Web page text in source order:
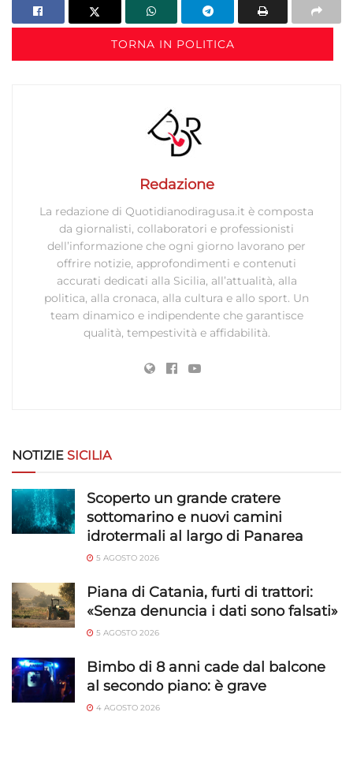
personalizzati, Sviluppare e migliorare i servizi, Utilizzare dati
fonti di dati, Collegare diversi dispositivi,
Identificare i dispositivi in base alle informazioni
Utilizzare dati di geolocalizzazione precisi,
Riconoscere i dispositivi in base a informazioni
richieste attivamente.
Garantire la sicurezza, prevenire e
rilevare frodi, correggere errori, Erogare
e presentare pubblicità e contenuto,
Salvare e comunicare le scelte sulla
Sempre attivo
TORNA IN POLITICA
Redazione
La redazione di Quotidianodiragusa.it è composta
da giornalisti, collaboratori e professionisti
dell’informazione che ogni giorno lavorano per
offrire notizie, approfondimenti e contenuti
accurati dedicati alla Sicilia, all’attualità, alla
politica, alla cronaca, alla cultura e allo sport. Un
team dinamico e indipendente che garantisce
qualità, tempestività e affidabilità.
NOTIZIE SICILIA
Scoperto un grande cratere
sottomarino e nuovi camini
idrotermali al largo di Panarea
5 AGOSTO 2026
Piana di Catania, furti di trattori:
«Senza denuncia i dati sono falsati»
5 AGOSTO 2026
Bimbo di 8 anni cade dal balcone
al secondo piano: è grave
4 AGOSTO 2026